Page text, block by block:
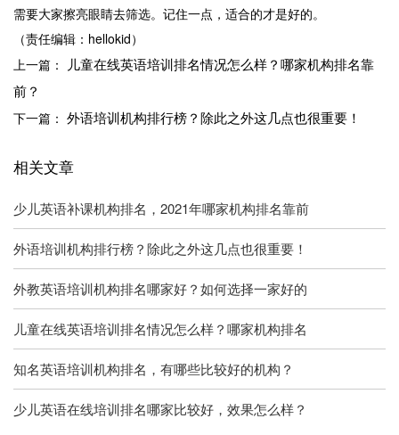
需要大家擦亮眼睛去筛选。记住一点，适合的才是好的。
（责任编辑：hellokid）
上一篇：
儿童在线英语培训排名情况怎么样？哪家机构排名靠
前？
下一篇： 外语培训机构排行榜？除此之外这几点也很重要！
相关文章
少儿英语补课机构排名，2021年哪家机构排名靠前
外语培训机构排行榜？除此之外这几点也很重要！
外教英语培训机构排名哪家好？如何选择一家好的
儿童在线英语培训排名情况怎么样？哪家机构排名
知名英语培训机构排名，有哪些比较好的机构？
少儿英语在线培训排名哪家比较好，效果怎么样？